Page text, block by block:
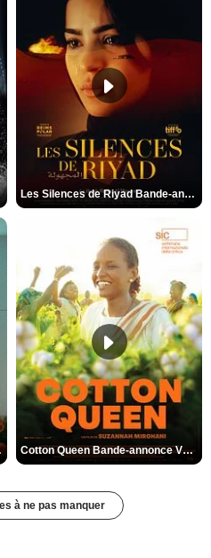
Les Silences de Riyad Bande-annonce VO STFR
STFR Cotton Queen Bande-annonce VO STFR
à ne pas manquer